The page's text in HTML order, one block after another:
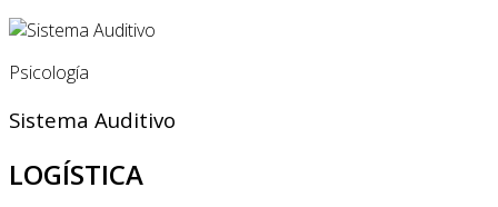
Psicología
Sistema Auditivo
LOGÍSTICA